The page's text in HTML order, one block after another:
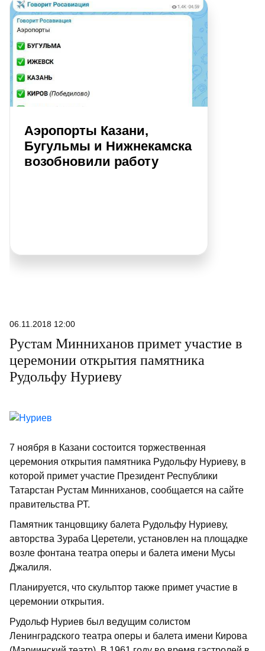
Аэропорты Казани,
Бугульмы и Нижнекамска
возобновили работу
06.11.2018 12:00
Рустам Минниханов примет участие в
церемонии открытия памятника
Рудольфу Нуриеву
7 ноября в Казани состоится торжественная
церемония открытия памятника Рудольфу Нуриеву, в
которой примет участие Президент Республики
Татарстан Рустам Минниханов, сообщается на сайте
правительства РТ.
Памятник танцовщику балета Рудольфу Нуриеву,
авторства Зураба Церетели, установлен на площадке
возле фонтана театра оперы и балета имени Мусы
Джалиля.
Планируется, что скульптор также примет участие в
церемонии открытия.
Рудольф Нуриев был ведущим солистом
Ленинградского театра оперы и балета имени Кирова